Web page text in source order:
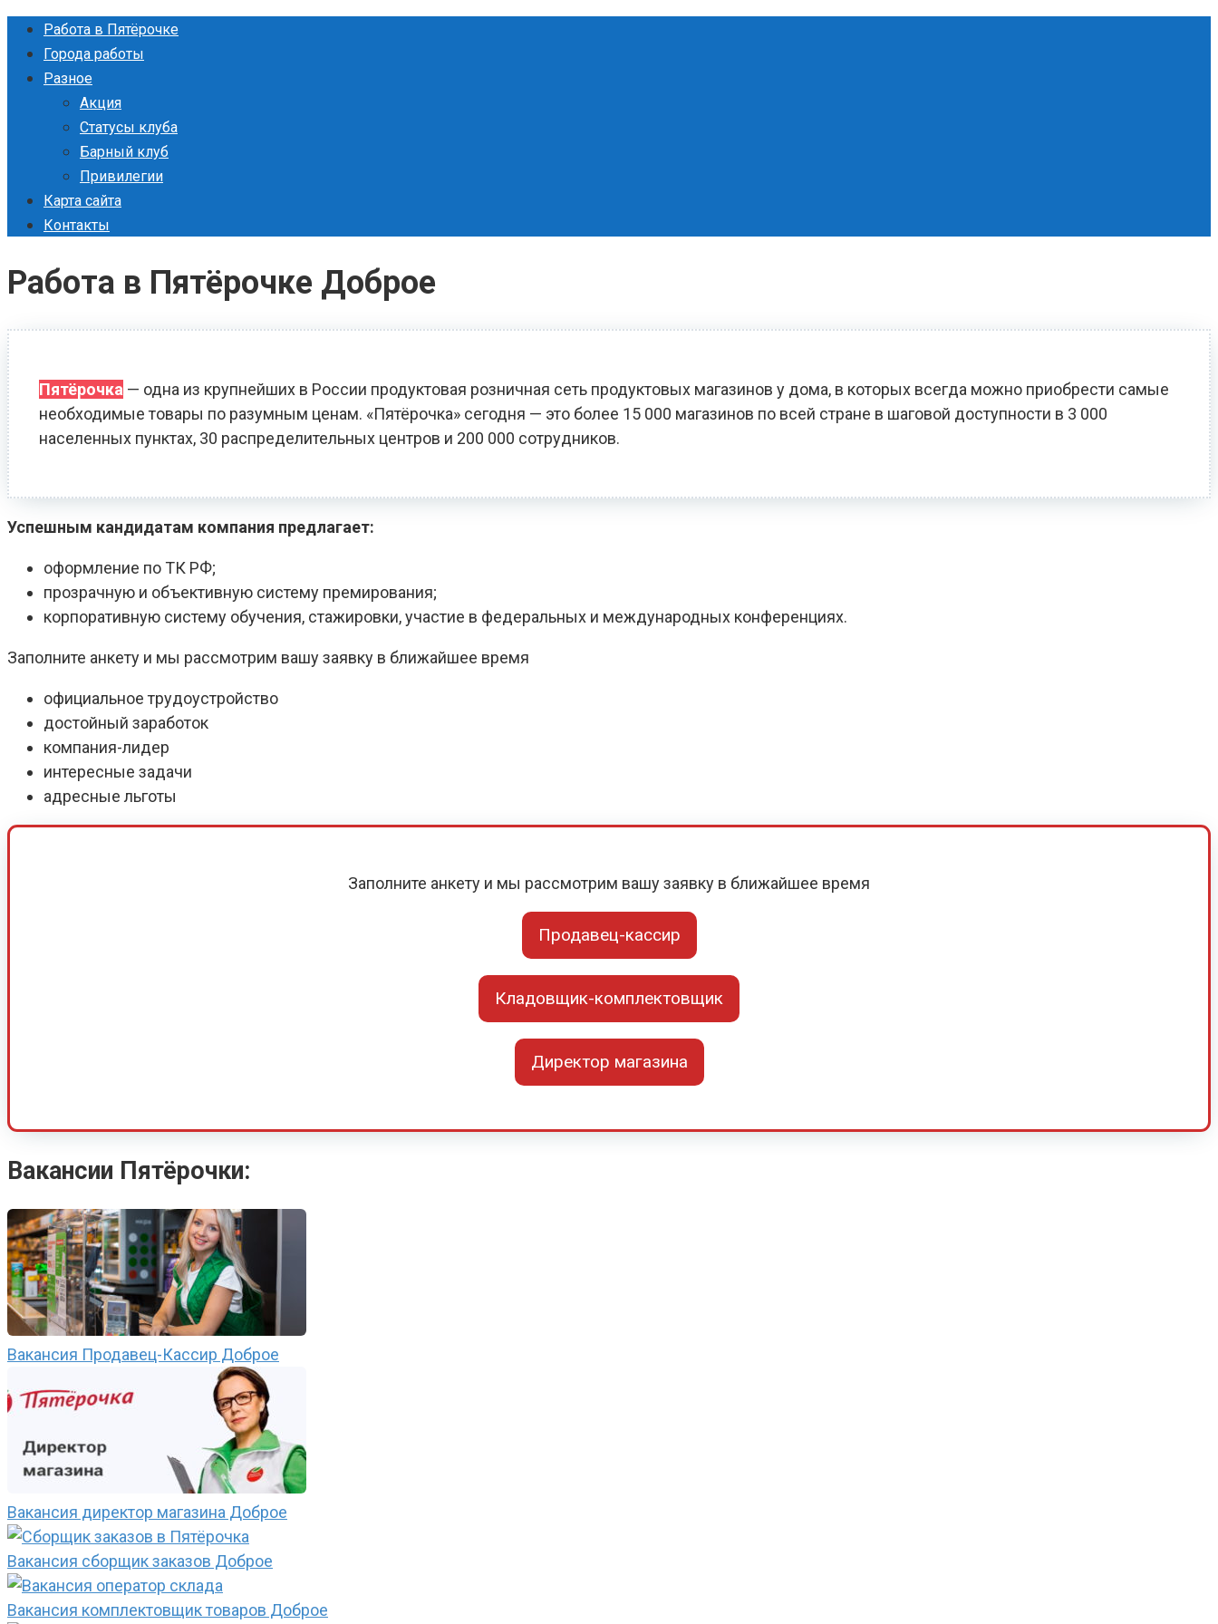
Перейти
контенту
Работа в Пятёрочке
Города работы
Разное
Акция
Статусы клуба
Барный клуб
Привилегии
Карта сайта
Контакты
Работа в Пятёрочке Доброе
Пятёрочка — одна из крупнейших в России продуктовая розничная сеть продуктовых магазинов у дома, в которых всегда можно приобрести самые
необходимые товары по разумным ценам. «Пятёрочка» сегодня — это более 15 000 магазинов по всей стране в шаговой доступности в 3 000
населенных пунктах, 30 распределительных центров и 200 000 сотрудников.
Успешным кандидатам компания предлагает:
оформление по ТК РФ;
прозрачную и объективную систему премирования;
корпоративную систему обучения, стажировки, участие в федеральных и международных конференциях.
Заполните анкету и мы рассмотрим вашу заявку в ближайшее время
официальное трудоустройство
достойный заработок
компания-лидер
интересные задачи
адресные льготы
Заполните анкету и мы рассмотрим вашу заявку в ближайшее время
Продавец-кассир
Кладовщик-комплектовщик
Директор магазина
Вакансии Пятёрочки:
Вакансия Продавец-Кассир Доброе
Вакансия директор магазина Доброе
Вакансия сборщик заказов Доброе
Вакансия комплектовщик товаров Доброе